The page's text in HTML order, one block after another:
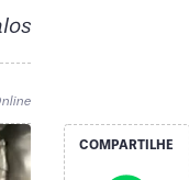
COMPARTILHE